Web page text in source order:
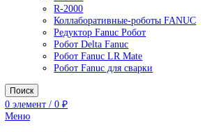
Роботы FANUC
M-10
M-20
M-2000
M-410
R-1000